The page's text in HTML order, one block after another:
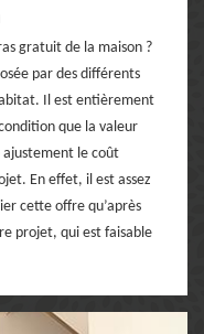
gratuit de la maison ?
par des différents
Il est entièrement
que la valeur
ajustement le coût
En effet, il est assez
cette offre qu’après
projet, qui est faisable